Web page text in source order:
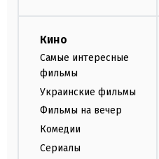
Кино
Самые интересные
фильмы
Украинские фильмы
Фильмы на вечер
Комедии
Сериалы